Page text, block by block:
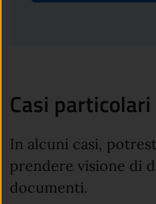
Casi particolari
In alcuni casi,
prendere visione di
documenti.